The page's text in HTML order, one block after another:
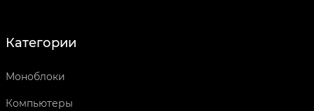
Категории
Моноблоки
Компьютеры